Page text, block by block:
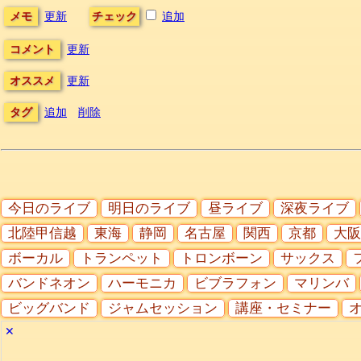
メモ 更新 チェック 追加
コメント 更新
オススメ 更新
タグ 追加 削除
今日のライブ 明日のライブ 昼ライブ
深夜ライブ
北陸甲信越
東海 静岡 名古屋 関西 京都
大阪
ボーカル
トランペット トロンボーン サックス
バンドネオン
ハーモニカ ビブラフォン
マリンバ
ビッグバンド
ジャムセッション 講座・セミナー
✕